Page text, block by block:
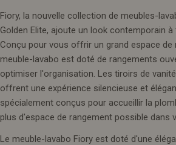
Fiory, la nouvelle collection de meubles-
Golden Elite, ajoute un look contemporain
Conçu pour vous offrir un grand espace de
meuble-lavabo est doté de rangements
optimiser l'organisation. Les tiroirs de
offrent une expérience silencieuse et
spécialement conçus pour accueillir la
plus d'espace de rangement possible dans
Le meuble-lavabo Fiory est doté d'une